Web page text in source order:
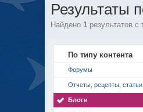
Результаты
Найдено 1 результатов с
По типу контента
Форумы
Отчеты, рецепты, статьи
Блоги